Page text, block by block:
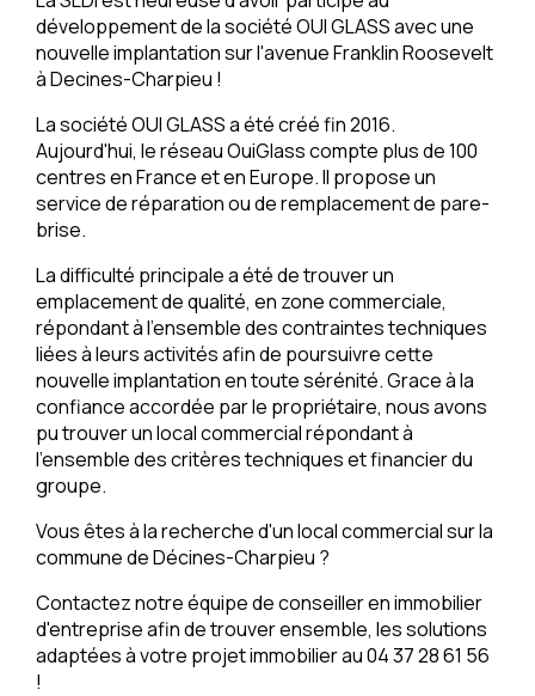
développement de la société OUI GLASS avec une
nouvelle implantation sur l'avenue Franklin Roosevelt
à Decines-Charpieu !
La société OUI GLASS a été créé fin 2016.
Aujourd'hui, le réseau OuiGlass compte plus de 100
centres en France et en Europe. Il propose un
service de réparation ou de remplacement de pare-
brise.
La difficulté principale a été de trouver un
emplacement de qualité, en zone commerciale,
répondant à l'ensemble des contraintes techniques
liées à leurs activités afin de poursuivre cette
nouvelle implantation en toute sérénité. Grace à la
confiance accordée par le propriétaire, nous avons
pu trouver un local commercial répondant à
l'ensemble des critères techniques et financier du
groupe.
Vous êtes à la recherche d'un local commercial sur la
commune de Décines-Charpieu ?
Contactez notre équipe de conseiller en immobilier
d'entreprise afin de trouver ensemble, les solutions
adaptées à votre projet immobilier au 04 37 28 61 56
!